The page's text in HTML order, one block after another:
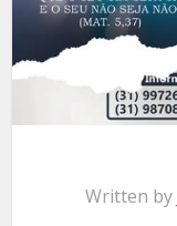
Written by